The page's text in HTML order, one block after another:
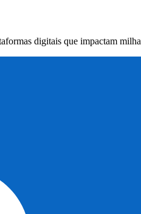
digitais que impactam